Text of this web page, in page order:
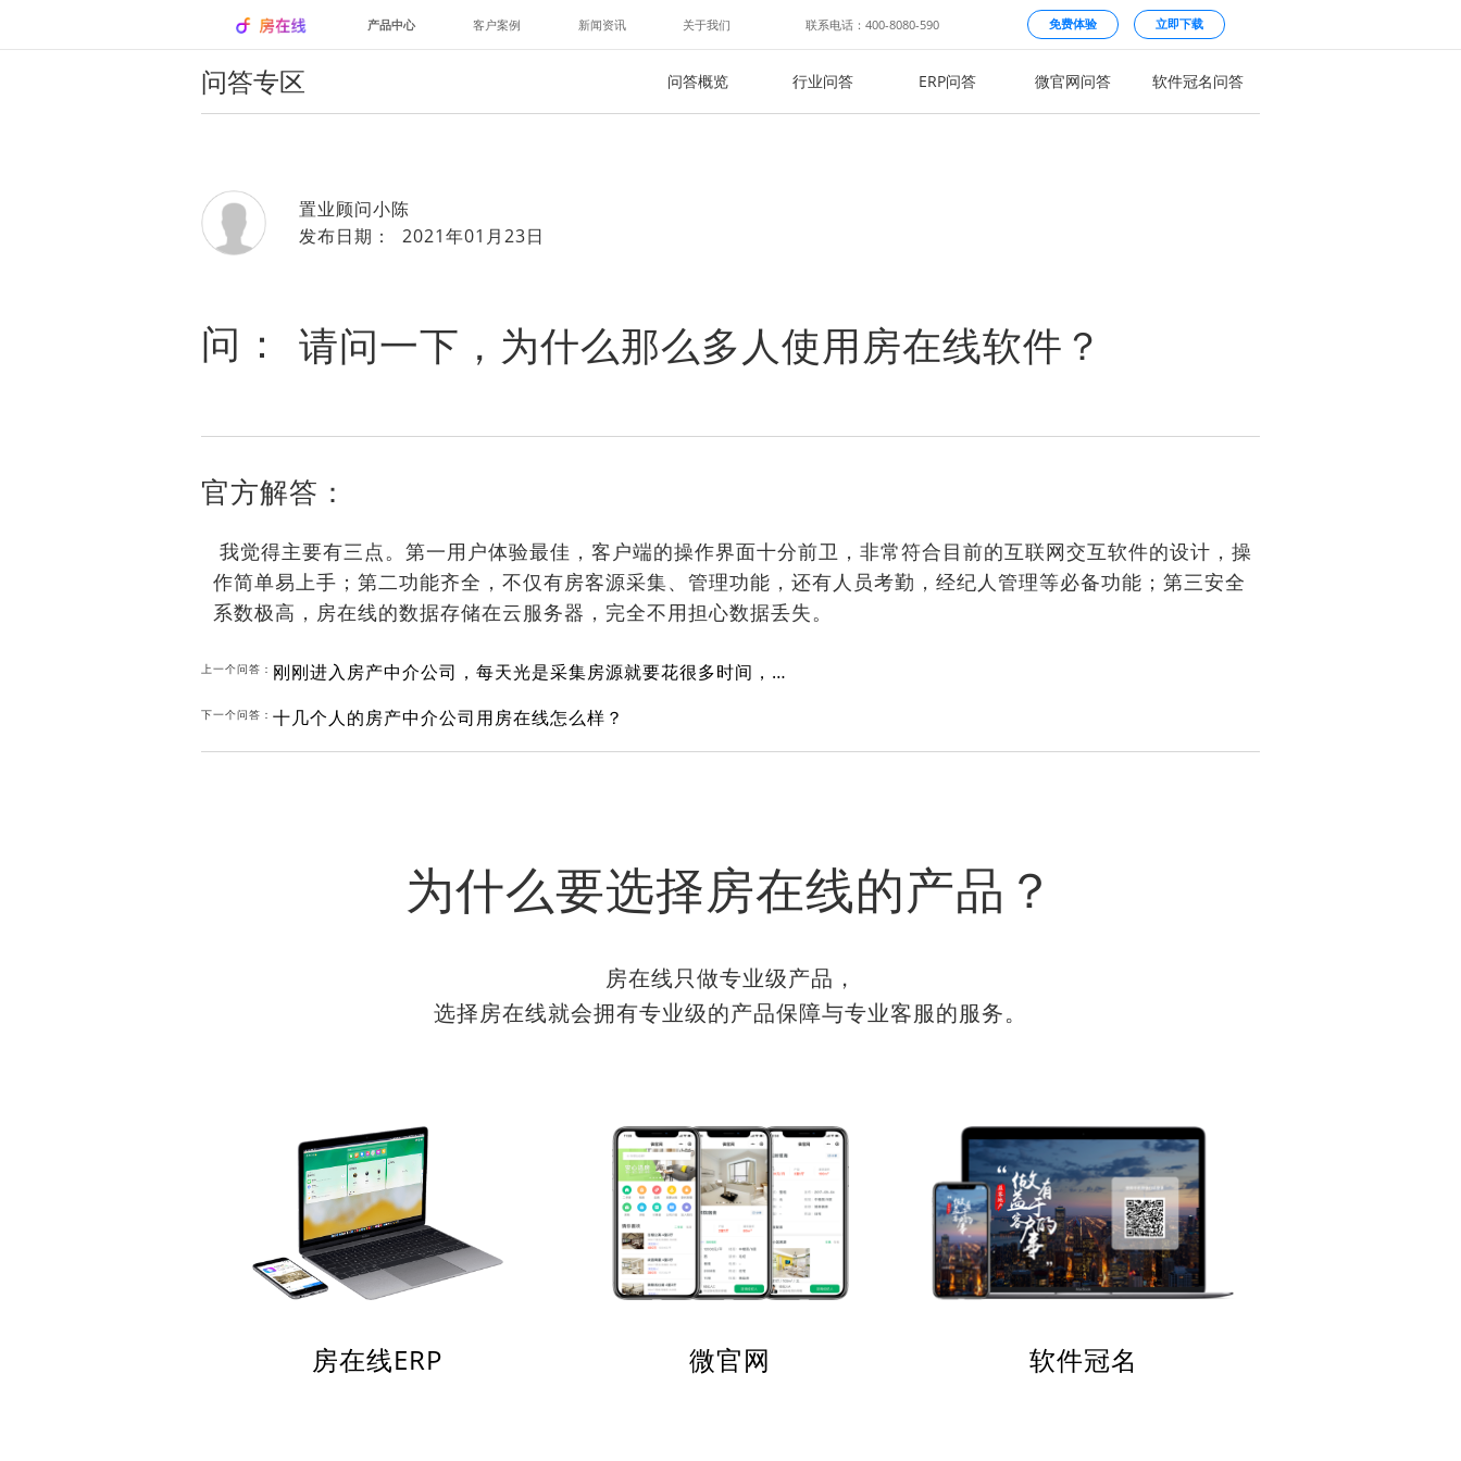
产品中心 客户案例 新闻资讯 关于我们 联系电话：400-8080-590 免费体验 立即下载
问答专区 问答概览 行业问答 ERP问答 微官网问答 软件冠名问答
置业顾问小陈
发布日期： 2021年01月23日
问： 请问一下，为什么那么多人使用房在线软件？
官方解答：
我觉得主要有三点。第一用户体验最佳，客户端的操作界面十分前卫，非常符合目前的互联网交互软件的设计，操
作简单易上手；第二功能齐全，不仅有房客源采集、管理功能，还有人员考勤，经纪人管理等必备功能；第三安全
系数极高，房在线的数据存储在云服务器，完全不用担心数据丢失。
上一个问答： 刚刚进入房产中介公司，每天光是采集房源就要花很多时间，有没有快速的方法？
下一个问答： 十几个人的房产中介公司用房在线怎么样？
为什么要选择房在线的产品？
房在线只做专业级产品，
选择房在线就会拥有专业级的产品保障与专业客服的服务。
房在线ERP 微官网 软件冠名